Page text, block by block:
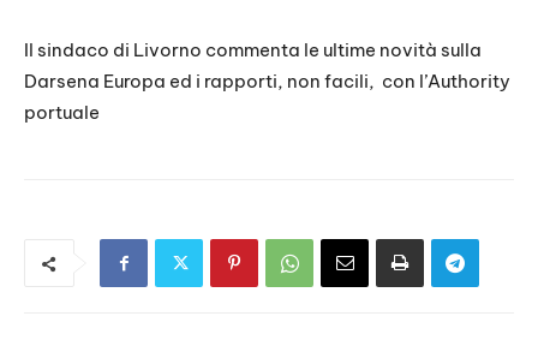
RSS FEED
EMBED
Il sindaco di Livorno commenta le ultime novità sulla
Darsena Europa ed i rapporti, non facili, con l’Authority
portuale